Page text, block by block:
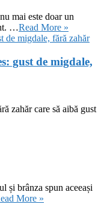
mai este doar un
…Read More »
gust de migdale,
zahăr care să aibă gust
și brânza spun aceeași
More »